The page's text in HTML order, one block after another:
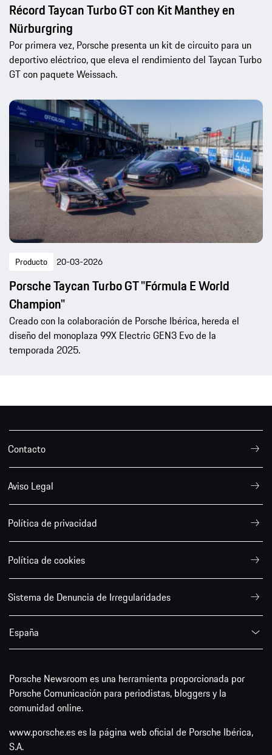
Récord Taycan Turbo GT con Kit Manthey en
Nürburgring
Por primera vez, Porsche presenta un kit de circuito para un
deportivo eléctrico, que eleva el rendimiento del Taycan Turbo
GT con paquete Weissach.
Producto 20-03-2026
Porsche Taycan Turbo GT "Fórmula E World
Champion"
Creado con la colaboración de Porsche Ibérica, hereda el
diseño del monoplaza 99X Electric GEN3 Evo de la
temporada 2025.
Contacto
Aviso Legal
Política de privacidad
Política de cookies
Sistema de Denuncia de Irregularidades
España
Porsche Newsroom es una herramienta proporcionada por
Porsche Comunicación para periodistas, bloggers y la
comunidad online.
www.porsche.es es la página web oficial de Porsche Ibérica,
S.A.